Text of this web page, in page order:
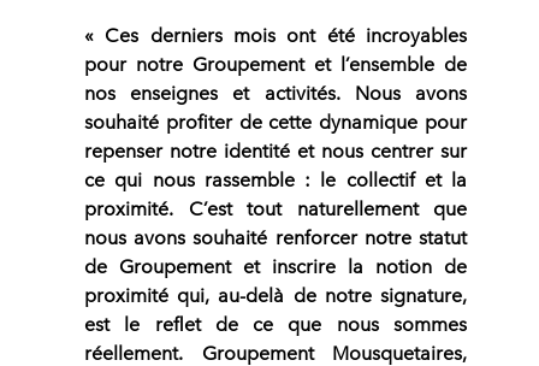
« Ces derniers mois ont été incroyables
pour notre Groupement et l’ensemble de
nos enseignes et activités. Nous avons
souhaité profiter de cette dynamique pour
repenser notre identité et nous centrer sur
ce qui nous rassemble : le collectif et la
proximité. C’est tout naturellement que
nous avons souhaité renforcer notre statut
de Groupement et inscrire la notion de
proximité qui, au-delà de notre signature,
est le reflet de ce que nous sommes
réellement. Groupement Mousquetaires,